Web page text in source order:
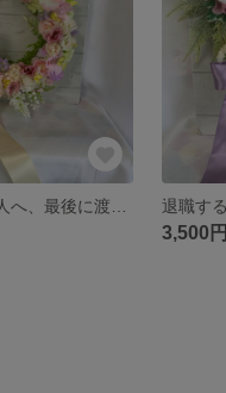
3,500円